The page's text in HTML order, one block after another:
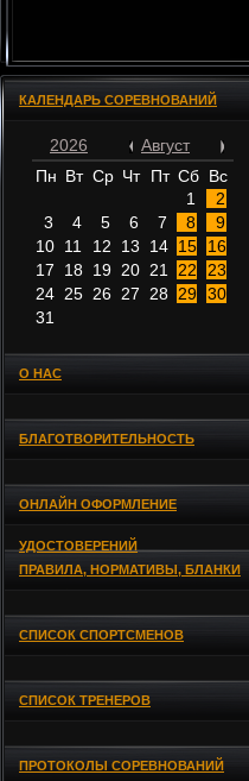
КАЛЕНДАРЬ СОРЕВНОВАНИЙ
2026
Август
Пн Вт Ср Чт Пт Сб Вс
1
2
3
4 5 6 7 8
9
10 11 12 13 14 15
16
17
18 19 20 21 22
23
24 25 26 27 28 29 30
31
О НАС
БЛАГОТВОРИТЕЛЬНОСТЬ
ОНЛАЙН ОФОРМЛЕНИЕ
УДОСТОВЕРЕНИЙ
ПРАВИЛА, НОРМАТИВЫ, БЛАНКИ
СПИСОК СПОРТСМЕНОВ
СПИСОК ТРЕНЕРОВ
ПРОТОКОЛЫ СОРЕВНОВАНИЙ